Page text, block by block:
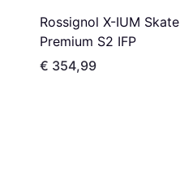
Rossignol X-IUM Skate
Premium S2 IFP
€ 354,99